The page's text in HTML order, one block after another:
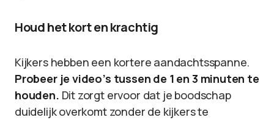
Houd het kort en krachtig
Kijkers hebben een kortere aandachtsspanne.
Probeer je video’s tussen de 1 en 3 minuten te
houden. Dit zorgt ervoor dat je boodschap
duidelijk overkomt zonder de kijkers te